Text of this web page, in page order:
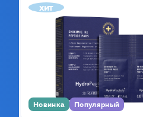
хит
Новинка Популярный